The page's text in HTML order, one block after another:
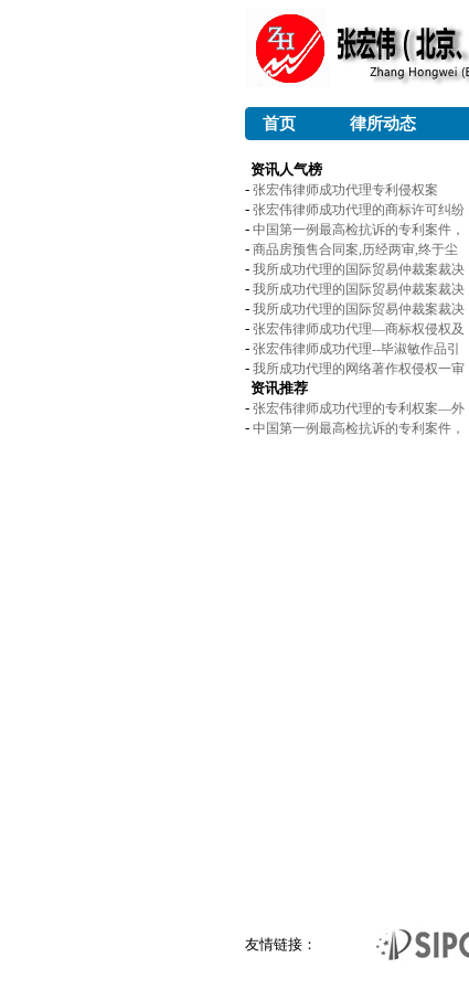
首页 律所动态
资讯人气榜
- 张宏伟律师成功代理专利侵权案
- 张宏伟律师成功代理的商标许可纠纷
- 中国第一例最高检抗诉的专利案件，
- 商品房预售合同案,历经两审,终于尘
- 我所成功代理的国际贸易仲裁案裁决
- 我所成功代理的国际贸易仲裁案裁决
- 我所成功代理的国际贸易仲裁案裁决
- 张宏伟律师成功代理—商标权侵权及
- 张宏伟律师成功代理--毕淑敏作品引
- 我所成功代理的网络著作权侵权一审
资讯推荐
- 张宏伟律师成功代理的专利权案—外
- 中国第一例最高检抗诉的专利案件，
友情链接：